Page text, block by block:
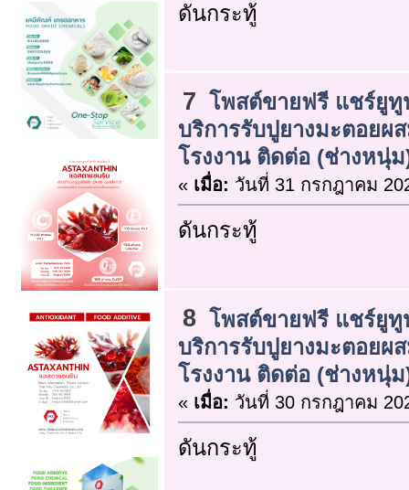
ดันกระทู้
7
โพสต์ขายฟรี แชร์ยูทู
บริการรับปูยางมะตอยผ
โรงงาน ติดต่อ (ช่างหนุ่
« เมื่อ: วันที่ 31 กรกฎาคม
ดันกระทู้
8 โพสต์ขายฟรี แชร์ยูทู
บริการรับปูยางมะตอยผ
โรงงาน ติดต่อ (ช่างหนุ่ม
« เมื่อ: วันที่ 30 กรกฎาคม
ดันกระทู้